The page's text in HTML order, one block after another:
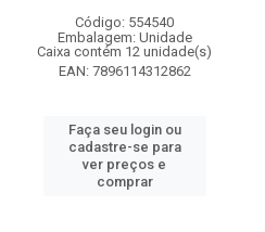
Código: 554540
Embalagem: Unidade
Caixa contém 12 unidade(s)
EAN: 7896114312862
Faça seu login ou
cadastre-se para
ver preços e
comprar